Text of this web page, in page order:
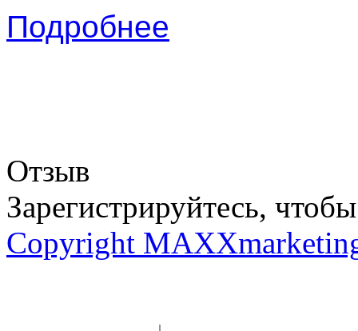
Подробнее
Отзыв
Зарегистрируйтесь,
Copyright